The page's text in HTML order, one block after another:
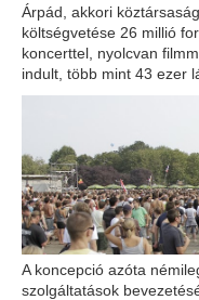
Árpád, akkori
költségvetése 26 millió
koncerttel, nyolcvan
indult, több mint 43 ezer
A koncepció azóta
szolgáltatások